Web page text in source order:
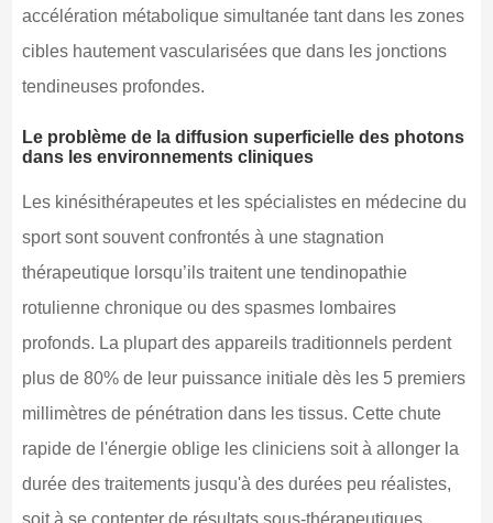
accélération métabolique simultanée tant dans les zones
cibles hautement vascularisées que dans les jonctions
tendineuses profondes.
Le problème de la diffusion superficielle des photons
dans les environnements cliniques
Les kinésithérapeutes et les spécialistes en médecine du
sport sont souvent confrontés à une stagnation
thérapeutique lorsqu’ils traitent une tendinopathie
rotulienne chronique ou des spasmes lombaires
profonds. La plupart des appareils traditionnels perdent
plus de 80% de leur puissance initiale dès les 5 premiers
millimètres de pénétration dans les tissus. Cette chute
rapide de l'énergie oblige les cliniciens soit à allonger la
durée des traitements jusqu'à des durées peu réalistes,
soit à se contenter de résultats sous-thérapeutiques.